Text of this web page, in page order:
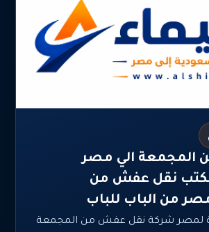
المجمعة الي مصر
مكتب نقل عفش من
من الباب للباب
لمصر شركة نقل عفش من المجمعة